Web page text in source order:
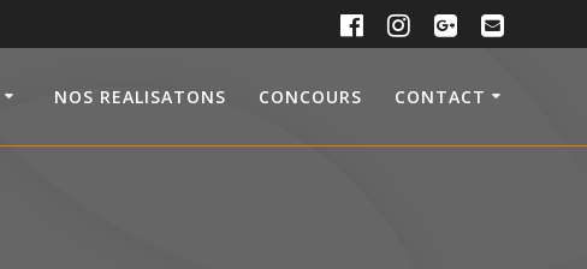
NOS REALISATONS CONCOURS CONTACT